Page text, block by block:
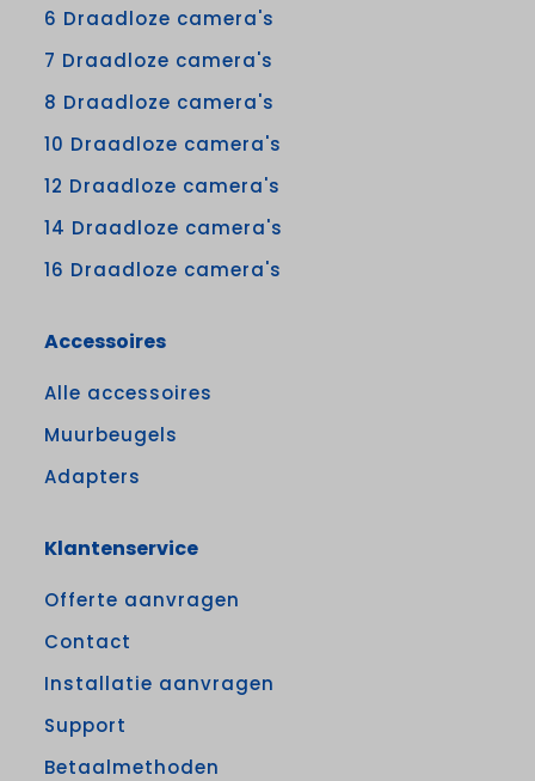
6 Draadloze camera's
7 Draadloze camera's
8 Draadloze camera's
10 Draadloze camera's
12 Draadloze camera's
14 Draadloze camera's
16 Draadloze camera's
Accessoires
Alle accessoires
Muurbeugels
Adapters
Klantenservice
Offerte aanvragen
Contact
Installatie aanvragen
Support
Betaalmethoden